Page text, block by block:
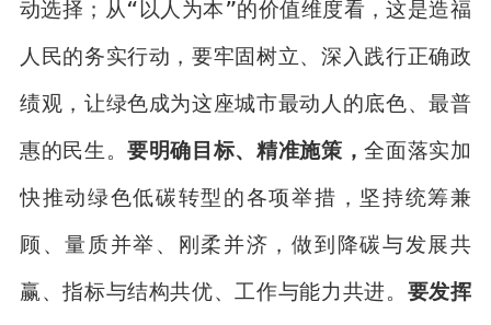
动选择；从“以人为本”的价值维度看，这是造福
人民的务实行动，要牢固树立、深入践行正确政
绩观，让绿色成为这座城市最动人的底色、最普
惠的民生。要明确目标、精准施策，全面落实加
快推动绿色低碳转型的各项举措，坚持统筹兼
顾、量质并举、刚柔并济，做到降碳与发展共
赢、指标与结构共优、工作与能力共进。 要发挥